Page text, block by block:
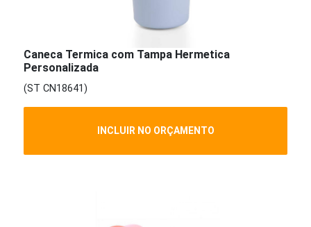
Caneca Termica com Tampa Hermetica
Personalizada
(ST CN18641)
INCLUIR NO ORÇAMENTO